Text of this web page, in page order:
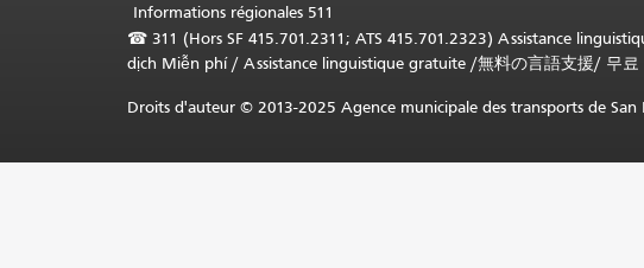
cette
page
se
Informations régionales 511
☎ 311 (Hors SF 415.701.2311; ATS 415.701.2323) Assistance
dịch Miễn phí/ Assistance linguistique gratuite /無料の言語支援/ 무료
Droits d'auteur © 2013-2025 Agence municipale des transports de San